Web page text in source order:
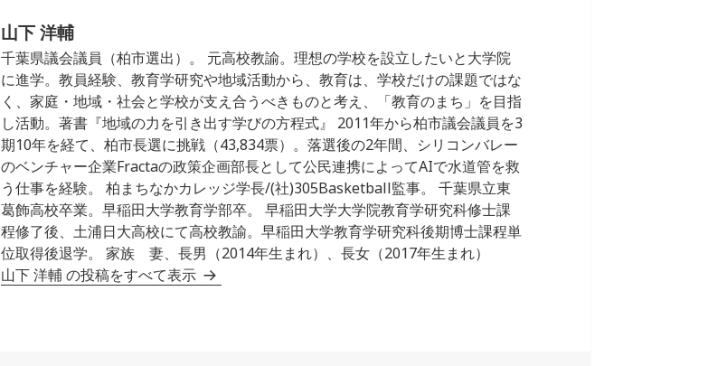
k
山下 洋輔
千葉県議会議員（柏市選出）。 元高校教諭。理想の学校を設立したいと大学院
に進学。教員経験、教育学研究や地域活動から、教育は、学校だけの課題ではな
く、家庭・地域・社会と学校が支え合うべきものと考え、「教育のまち」を目指
し活動。著書『地域の力を引き出す学びの方程式』 2011年から柏市議会議員を3
期10年を経て、柏市長選に挑戦（43,834票）。落選後の2年間、シリコンバレー
のベンチャー企業Fractaの政策企画部長として公民連携によってAIで水道管を救
う仕事を経験。 柏まちなかカレッジ学長/(社)305Basketball監事。 千葉県立東
葛飾高校卒業。早稲田大学教育学部卒。 早稲田大学大学院教育学研究科修士課
程修了後、土浦日大高校にて高校教諭。早稲田大学教育学研究科後期博士課程単
位取得後退学。 家族 妻、長男（2014年生まれ）、長女（2017年生まれ）
山下 洋輔 の投稿をすべて表示